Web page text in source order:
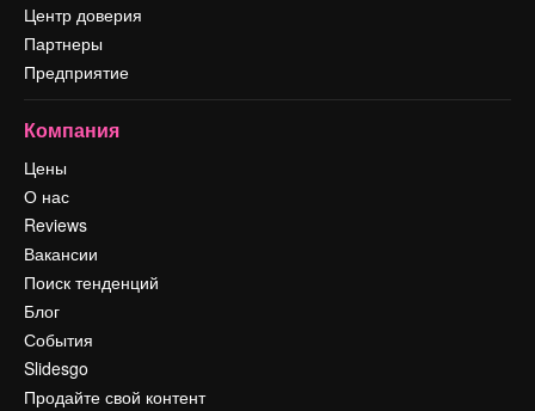
Центр доверия
Партнеры
Предприятие
Компания
Цены
О нас
Reviews
Вакансии
Поиск тенденций
Блог
События
Slidesgo
Продайте свой контент